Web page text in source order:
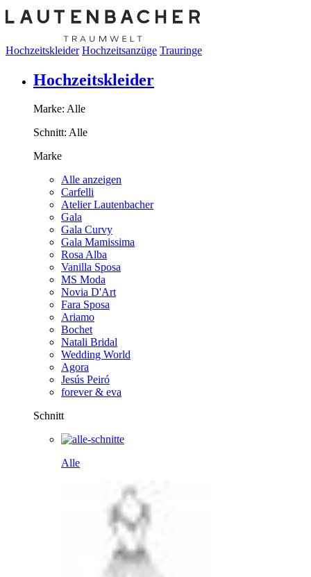
Hochzeitskleider Hochzeitsanzüge Trauringe
Hochzeitskleider
Marke: Alle
Schnitt: Alle
Marke
Alle anzeigen
Carfelli
Atelier Lautenbacher
Gala
Gala Curvy
Gala Mamissima
Rosa Alba
Vanilla Sposa
MS Moda
Novia D'Art
Fara Sposa
Ariamo
Bochet
Natali Bridal
Wedding World
Agora
Jesús Peiró
forever & eva
Schnitt
Alle